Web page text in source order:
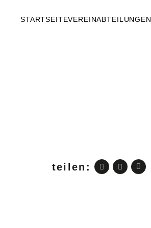
STARTSEITEVEREINABTEILUNGEN
teilen: